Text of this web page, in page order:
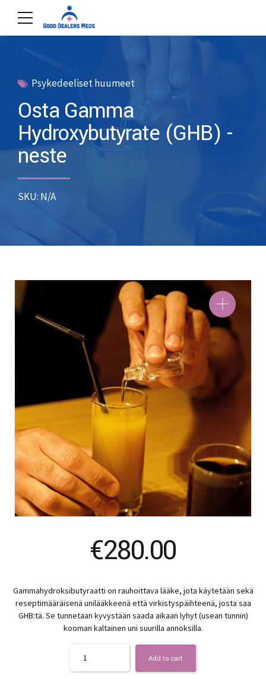
Psykedeeliset huumeet
Osta Gamma
Hydroxybutyrate (GHB) -
neste
SKU: N/A
€280.00
Gammahydroksibutyraatti on rauhoittava lääke, jota käytetään sekä
reseptimääräisenä unilääkkeenä että virkistyspäihteenä, josta saa
GHB:tä. Se tunnetaan kyvystään saada aikaan lyhyt (usean tunnin)
kooman kaltainen uni suurilla annoksilla.
Add to cart